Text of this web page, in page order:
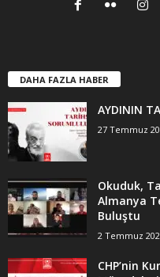
DAHA FAZLA HABER
AYDININ
27 Temmuz
Okuduk,
Almanya
Buluştu
2 Temmuz
CHP’nin